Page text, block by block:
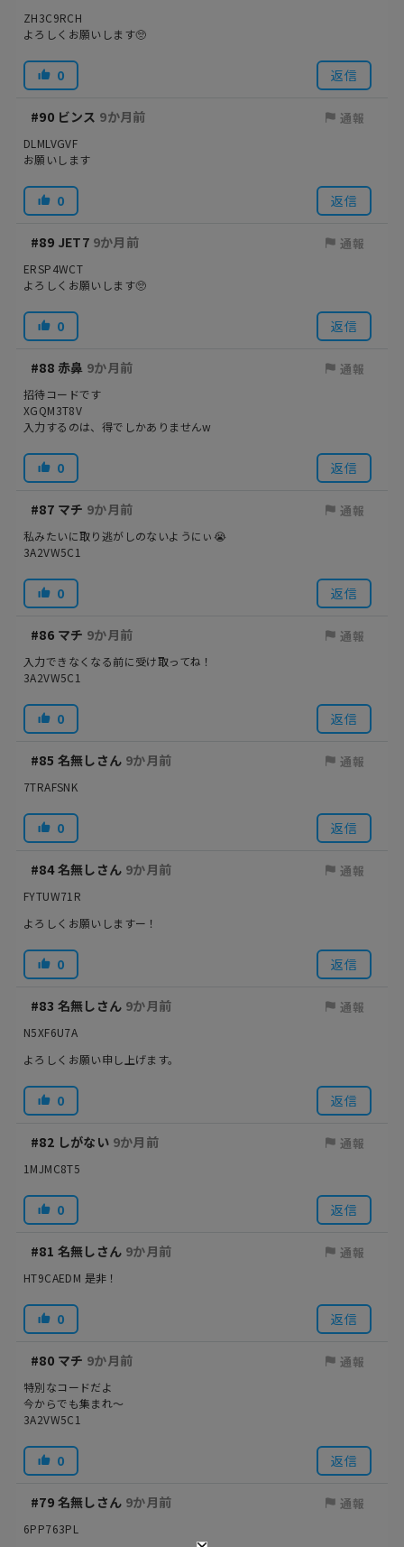
ZH3C9RCH
よろしくお願いします🥺
0 返信
#90 ビンス 9か月前 通報
DLMLVGVF
お願いします
0 返信
#89 JET7 9か月前 通報
ERSP4WCT
よろしくお願いします🥺
0 返信
#88 赤鼻 9か月前 通報
招待コードです
XGQM3T8V
入力するのは、得でしかありませんw
0 返信
#87 マチ 9か月前 通報
私みたいに取り逃がしのないようにぃ😭
3A2VW5C1
0 返信
#86 マチ 9か月前 通報
入力できなくなる前に受け取ってね！
3A2VW5C1
0 返信
#85 名無しさん 9か月前 通報
7TRAFSNK
0 返信
#84名無しさん 9か月前 通報
FYTUW71R
よろしくお願いしますー！
0 返信
#83 名無しさん 9か月前 通報
N5XF6U7A
よろしくお願い申し上げます。
0 返信
#82 しがない 9か月前 通報
1MJMC8T5
0 返信
#81 名無しさん 9か月前 通報
HT9CAEDM 是非！
0 返信
#80 マチ 9か月前 通報
特別なコードだよ
今からでも集まれ〜
3A2VW5C1
0 返信
#79 名無しさん 9か月前 通報
6PP763PL